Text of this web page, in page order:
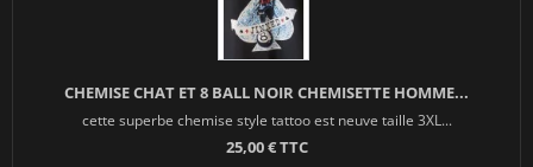
CHEMISE CHAT ET 8 BALL NOIR CHEMISETTE HOMME...
cette superbe chemise style tattoo est neuve taille 3XL...
25,00 € TTC